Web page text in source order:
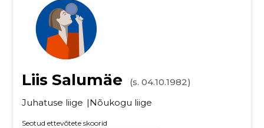
Liis Salumäe
(s. 04.10.1982)
Juhatuse liige
Nõukogu liige
Seotud ettevõtete skoorid